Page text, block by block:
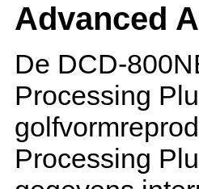
Advanced
De DCD-
Processing
Processing